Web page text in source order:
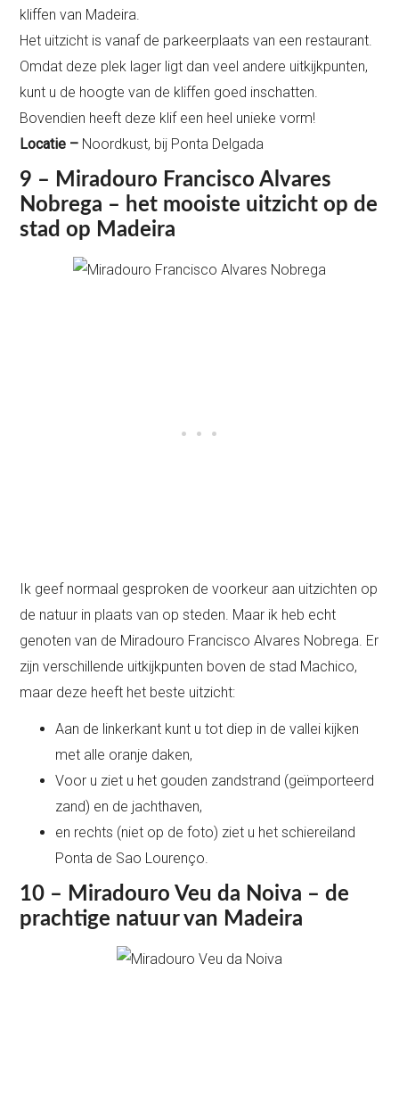
kliffen van Madeira.
Het uitzicht is vanaf de parkeerplaats van een restaurant.
Omdat deze plek lager ligt dan veel andere uitkijkpunten,
kunt u de hoogte van de kliffen goed inschatten.
Bovendien heeft deze klif een heel unieke vorm!
Locatie – Noordkust, bij Ponta Delgada
9 – Miradouro Francisco Alvares
Nobrega – het mooiste uitzicht op de
stad op Madeira
Ik geef normaal gesproken de voorkeur aan uitzichten op
de natuur in plaats van op steden. Maar ik heb echt
genoten van de Miradouro Francisco Alvares Nobrega. Er
zijn verschillende uitkijkpunten boven de stad Machico,
maar deze heeft het beste uitzicht:
Aan de linkerkant kunt u tot diep in de vallei kijken
met alle oranje daken,
Voor u ziet u het gouden zandstrand (geïmporteerd
zand) en de jachthaven,
en rechts (niet op de foto) ziet u het schiereiland
Ponta de Sao Lourenço.
10 – Miradouro Veu da Noiva – de
prachtige natuur van Madeira